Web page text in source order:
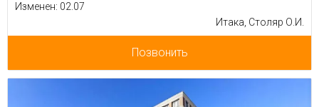
Изменен: 02.07
Итака, Столяр О.И.
Позвонить